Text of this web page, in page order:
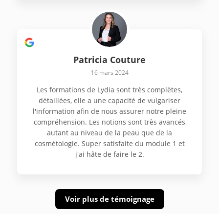
Patricia Couture
16 mars 2024
Les formations de Lydia sont très complètes,
détaillées, elle a une capacité de vulgariser
l'information afin de nous assurer notre pleine
compréhension. Les notions sont très avancés
autant au niveau de la peau que de la
cosmétologie. Super satisfaite du module 1 et
j'ai hâte de faire le 2.
Voir plus de témoignage